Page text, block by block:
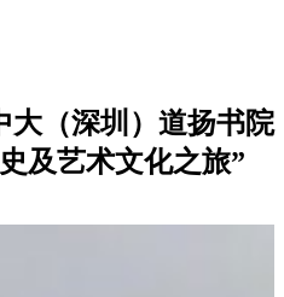
大（深圳）道扬书院
及艺术文化之旅”